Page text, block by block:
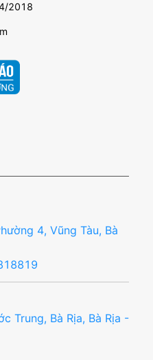
2018
4, Vũng Tàu, Bà
Trung, Bà Rịa, Bà Rịa -